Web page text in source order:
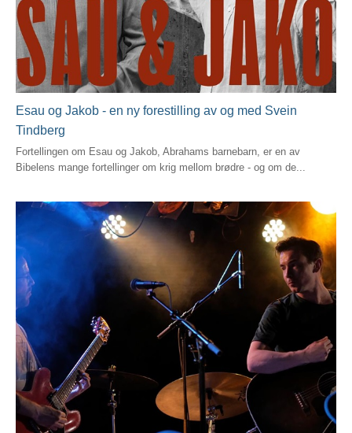
Esau og Jakob - en ny forestilling av og med Svein
Tindberg
Fortellingen om Esau og Jakob, Abrahams barnebarn, er en av
Bibelens mange fortellinger om krig mellom brødre - og om de...